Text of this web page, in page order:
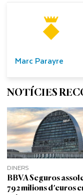
Marc Parayre
NOTÍCIES
DINERS
BBVA Seguros
792 milions d'euros